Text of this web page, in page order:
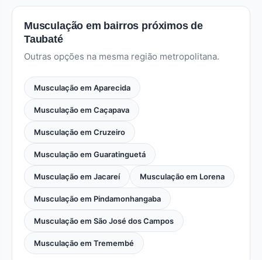
Musculação em bairros próximos de
Taubaté
Outras opções na mesma região metropolitana.
Musculação em Aparecida
Musculação em Caçapava
Musculação em Cruzeiro
Musculação em Guaratinguetá
Musculação em Jacareí Musculação em Lorena
Musculação em Pindamonhangaba
Musculação em São José dos Campos
Musculação em Tremembé